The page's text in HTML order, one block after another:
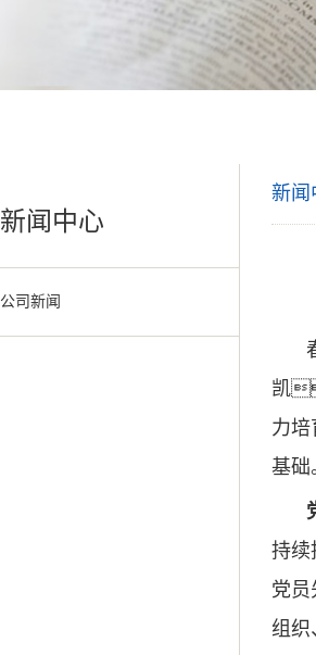
高纯金属溅射靶材
新闻中心
公司新闻
新闻
凯
力培
基础
持续
党员
组织